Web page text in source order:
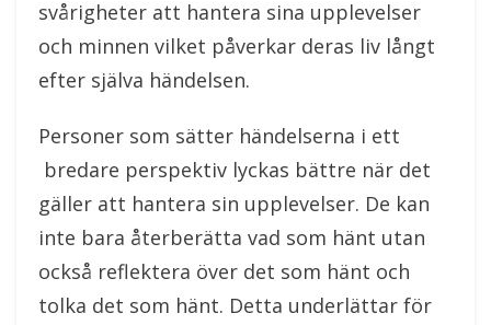
svårigheter att hantera sina upplevelser
och minnen vilket påverkar deras liv långt
efter själva händelsen.
Personer som sätter händelserna i ett
bredare perspektiv lyckas bättre när det
gäller att hantera sin upplevelser. De kan
inte bara återberätta vad som hänt utan
också reflektera över det som hänt och
tolka det som hänt. Detta underlättar för